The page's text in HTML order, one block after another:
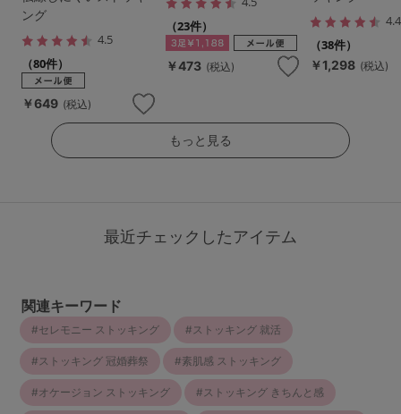
ング
4.5
（80件）
￥649 (税込)
（23件）
￥473 (税込)
4.4
（38件）
￥1,298 (税込)
もっと見る
最近チェックしたアイテム
関連キーワード
セレモニー ストッキング ストッキング 就活
ストッキング 冠婚葬祭 素肌感 ストッキング
オケージョン ストッキング ストッキング きちんと感